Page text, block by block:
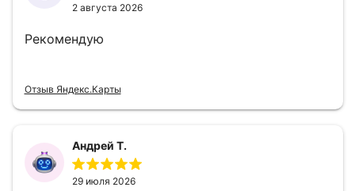
2 августа 2026
Рекомендую
Отзыв Яндекс.Карты
Андрей Т.
29 июля 2026